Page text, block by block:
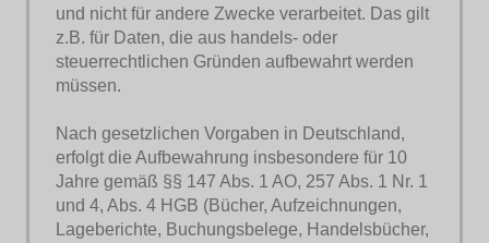
und nicht für andere Zwecke verarbeitet. Das gilt
z.B. für Daten, die aus handels- oder
steuerrechtlichen Gründen aufbewahrt werden
müssen.
Nach gesetzlichen Vorgaben in Deutschland,
erfolgt die Aufbewahrung insbesondere für 10
Jahre gemäß §§ 147 Abs. 1 AO, 257 Abs. 1 Nr. 1
und 4, Abs. 4 HGB (Bücher, Aufzeichnungen,
Lageberichte, Buchungsbelege, Handelsbücher,